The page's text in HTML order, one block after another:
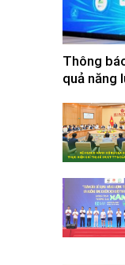
Thông
quả năng